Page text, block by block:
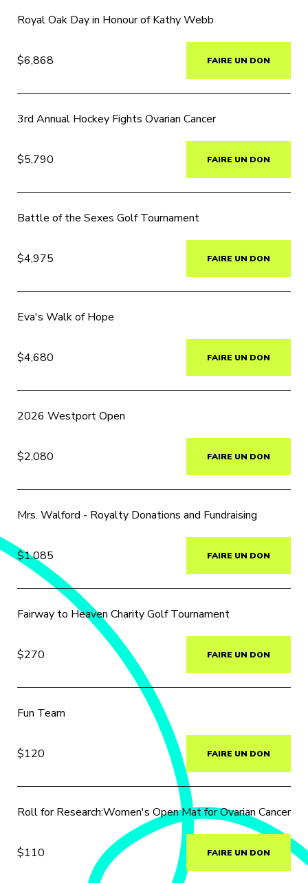
Royal Oak Day in Honour of Kathy Webb
$6,868 FAIRE UN DON
3rd Annual Hockey Fights Ovarian Cancer
$5,790 FAIRE UN DON
Battle of the Sexes Golf Tournament
$4,975 FAIRE UN DON
Eva's Walk of Hope
$4,680 FAIRE UN DON
2026 Westport Open
$2,080 FAIRE UN DON
Mrs. Walford - Royalty Donations and Fundraising
$1,085 FAIRE UN DON
Fairway to Heaven Charity Golf Tournament
$270 FAIRE UN DON
Fun Team
$120 FAIRE UN DON
Roll for Research:Women's Open Mat for Ovarian Cancer
$110 FAIRE UN DON